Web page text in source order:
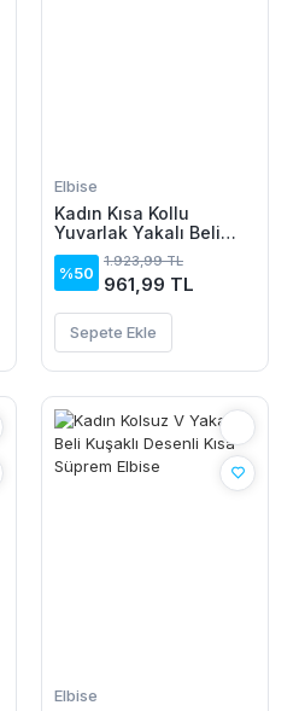
Elbise
Kadın Kısa Kollu
Yuvarlak Yakalı Beli
Büzgülü Toka Detaylı
Midi Janjan Krep Elbise
%50
1.923,99 TL
961,99 TL
Sepete Ekle
Elbise